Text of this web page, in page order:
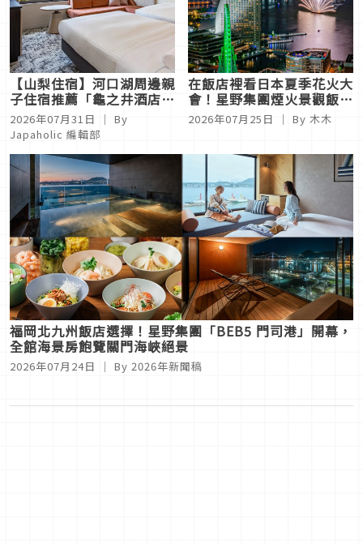
【山梨住宿】河口湖周邊親
子住宿推薦「龜之井酒店
富士」開箱！富士山景客
房、溫泉與三溫暖一次體驗
2026年07月31日
｜ By
Japaholic 編輯部
在飯店裡看日本夏季花火大
會！星野集團煙火景觀飯店
6選，讓你不用人擠人悠閒
欣賞
2026年07月25日 ｜ By 木木
福岡北九州飯店選擇！星野集團「BEB5 門司港」開幕，
全館海景房飽覽關門海峽絕景
2026年07月24日 ｜ By 2026年新聞稿